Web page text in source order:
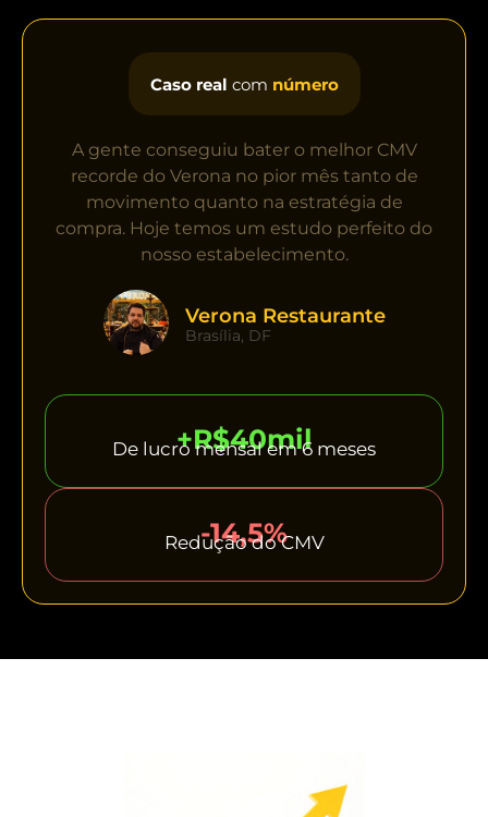
Caso real com número
A gente conseguiu bater o melhor CMV
recorde do Verona no pior mês tanto de
movimento quanto na estratégia de
compra. Hoje temos um estudo perfeito do
nosso estabelecimento.
Verona Restaurante
Brasília, DF
+R$40mil
De lucro mensal em 6 meses
-14,5%
Redução do CMV